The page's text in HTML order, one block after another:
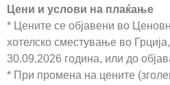
Цени и услови на плаќање
* Цените се објавени во
хотелско сместување во
30.09.2026 година, или до
* При промена на цените